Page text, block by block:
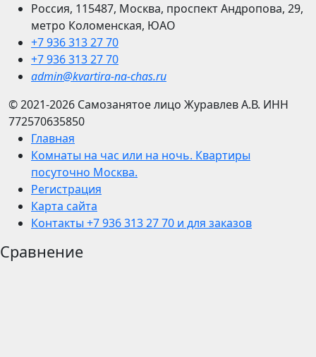
Россия, 115487, Москва, проспект Андропова, 29,
метро Коломенская, ЮАО
+7 936 313 27 70
+7 936 313 27 70
admin@kvartira-na-chas.ru
© 2021-2026 Самозанятое лицо Журавлев А.В. ИНН
772570635850
Главная
Комнаты на час или на ночь. Квартиры
посуточно Москва.
Регистрация
Карта сайта
Контакты +7 936 313 27 70 и для заказов
Сравнение